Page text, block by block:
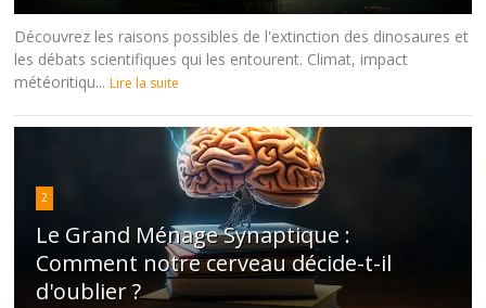
Découvrez les raisons possibles de l'extinction des dinosaures et
les débats scientifiques qui les entourent. Climat, impact
météoritiqu... Lire la suite
2
Le Grand Ménage Synaptique :
Comment notre cerveau décide-t-il
d'oublier ?